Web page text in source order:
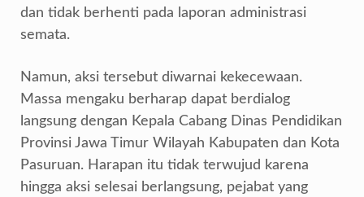
dan tidak berhenti pada laporan administrasi
semata.
Namun, aksi tersebut diwarnai kekecewaan.
Massa mengaku berharap dapat berdialog
langsung dengan Kepala Cabang Dinas Pendidikan
Provinsi Jawa Timur Wilayah Kabupaten dan Kota
Pasuruan. Harapan itu tidak terwujud karena
hingga aksi selesai berlangsung, pejabat yang